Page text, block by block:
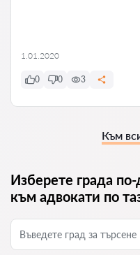
1.01.2020
0 0 3
Към
Изберете града
към адвокати по